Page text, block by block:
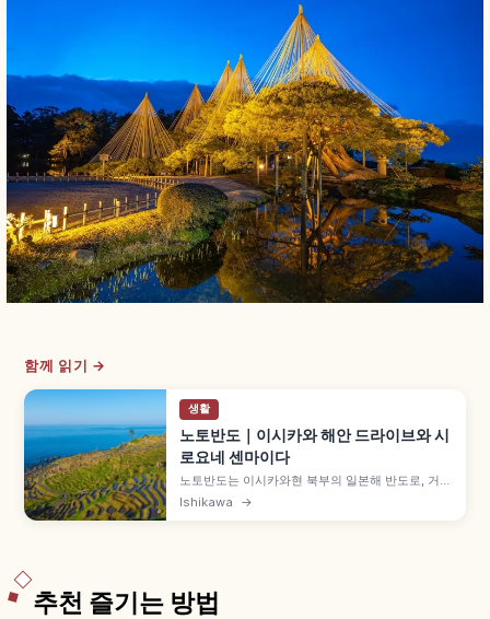
함께 읽기 →
생활
노토반도｜이시카와 해안 드라이브와 시
로요네 센마이다
노토반도는 이시카와현 북부의 일본해 반도로, 거친
일본해 소토우라 해안과 잔잔한 도야마만 우치우라
Ishikawa →
추천 즐기는 방법